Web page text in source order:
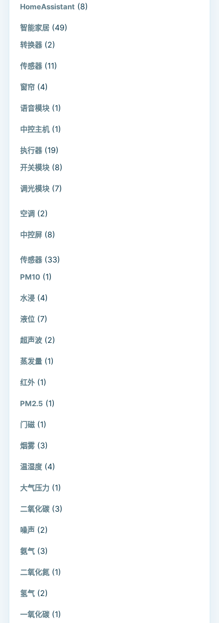
HomeAssistant (8)
智能家居 (49)
转换器 (2)
传感器 (11)
窗帘 (4)
语音模块 (1)
中控主机 (1)
执行器 (19)
开关模块 (8)
调光模块 (7)
空调 (2)
中控屏 (8)
传感器 (33)
PM10 (1)
水浸 (4)
液位 (7)
超声波 (2)
蒸发量 (1)
红外 (1)
PM2.5 (1)
门磁 (1)
烟雾 (3)
温湿度 (4)
大气压力 (1)
二氧化碳 (3)
噪声 (2)
氨气 (3)
二氧化氮 (1)
氢气 (2)
一氧化碳 (1)